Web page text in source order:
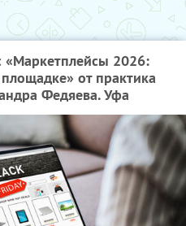
«Маркетплейсы 2026:
от практика
Федяева. Уфа